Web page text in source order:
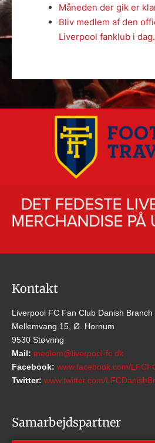
Måneden der gik er
Bliv medlem af den
Liverpool fanklub i dag.
Kontakt
Liverpool FC Fan Club Danish Branch
Mellemvang 15, Ø. Hornum
9530 Støvring
Mail: medlem@liverpool-fc.dk
Facebook: www.facebook.com/
Twitter: www.twitter.com/
Samarbejdspartner